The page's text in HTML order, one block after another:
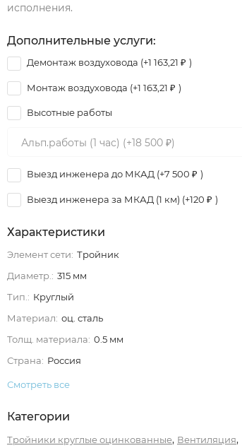
исполнения.
Дополнительные услуги:
Демонтаж воздуховода (+1 163,21 ₽ )
Монтаж воздуховода (+1 163,21 ₽ )
Высотные работы
Выезд инженера до МКАД (+7 500 ₽ )
Выезд инженера за МКАД (1 км) (+120 ₽ )
Характеристики
Элемент сети: Тройник
Диаметр.: 315 мм
Тип.: Круглый
Материал: оц. сталь
Толщ. материала: 0.5 мм
Страна: Россия
Смотреть все
Категории
Тройники круглые оцинкованные, Вентиляция,